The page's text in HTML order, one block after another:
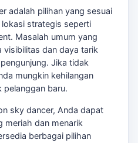
adalah pilihan yang sesuai
strategis seperti
Masalah umum yang
visibilitas dan daya tarik
Jika tidak
mungkin kehilangan
pelanggan baru.
sky dancer, Anda dapat
meriah dan menarik
berbagai pilihan